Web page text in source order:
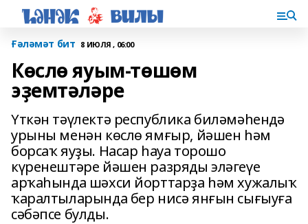
Ғәләмәт бит 8 ИЮЛЯ , 06:00
Көслө яуым-төшөм
эҙемтәләре
Үткән тәүлектә республика биләмәһендә
урыны менән көслө ямғыр, йәшен һәм
борсаҡ яуҙы. Насар һауа торошо
күренештәре йәшен разряды эләгеүе
арҡаһында шәхси йорттарҙа һәм хужалыҡ
ҡаралтыларында бер нисә янғын сығыуға
сәбәпсе булды.